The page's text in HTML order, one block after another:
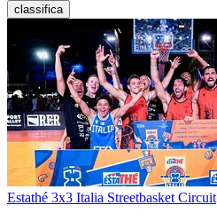
classifica
Estathé 3x3 Italia Streetbasket Circuit